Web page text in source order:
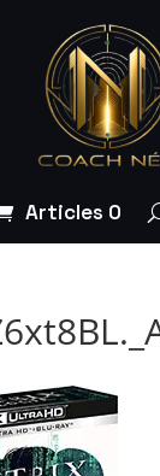
Articles 0